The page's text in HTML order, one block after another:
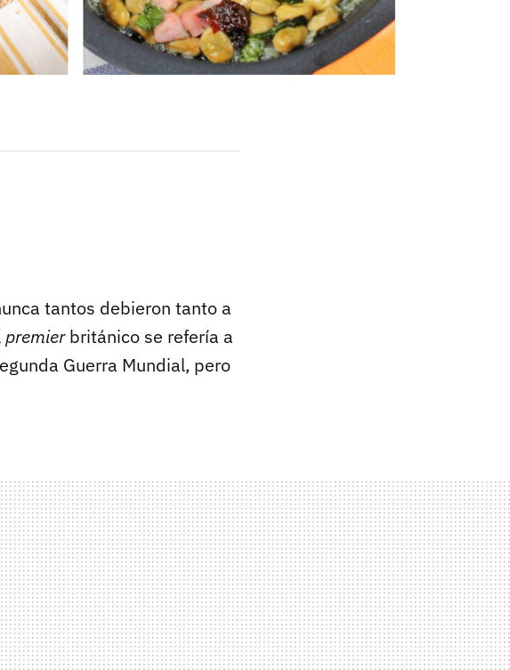
tantos debieron tanto a
premierbritánico se refería a
Guerra Mundial, pero